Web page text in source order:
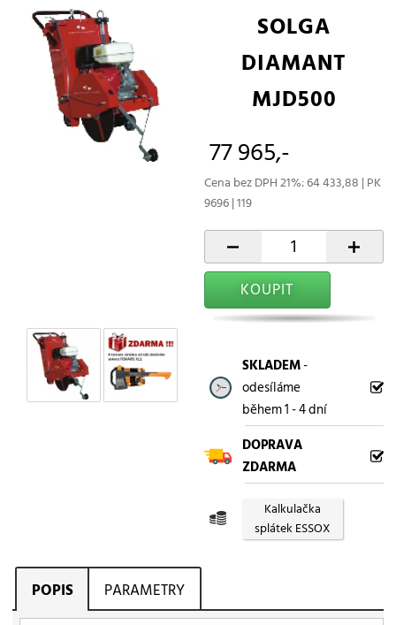
SOLGA
DIAMANT
MJD500
77 965,-
Cena bez DPH 21%: 64 433,88 | PK
9696 | 119
- +
KOUPIT
SKLADEM-
odesíláme
během 1 - 4 dní
DOPRAVA
ZDARMA
Kalkulačka
splátek ESSOX
POPIS PARAMETRY